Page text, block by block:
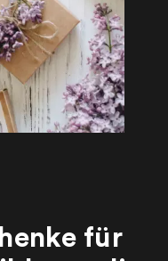
für